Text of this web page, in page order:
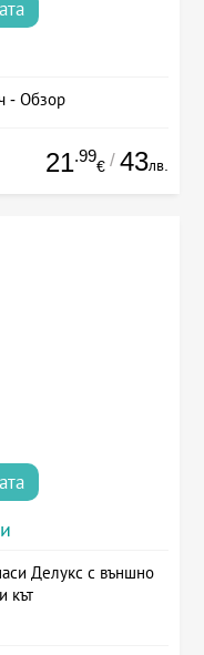
- Обзор
21.99
€ / 43лв.
Делукс с външно
кът